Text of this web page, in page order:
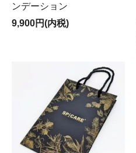
ンデーション
9,900円(内税)